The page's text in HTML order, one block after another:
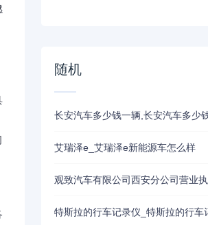
随机
艾瑞泽e_艾瑞泽e新能源车怎么样